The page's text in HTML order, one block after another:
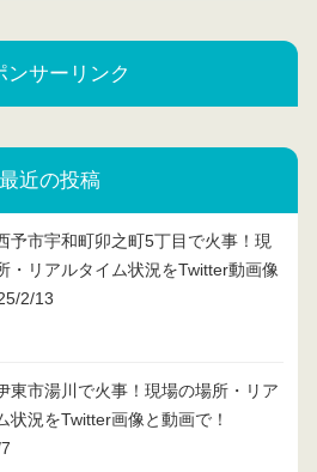
ンサーリンク
最近の投稿
予市宇和町卯之町5丁目で火事！現
・リアルタイム状況をTwitter動画像
2/13
東市湯川で火事！現場の場所・リア
状況をTwitter画像と動画で！